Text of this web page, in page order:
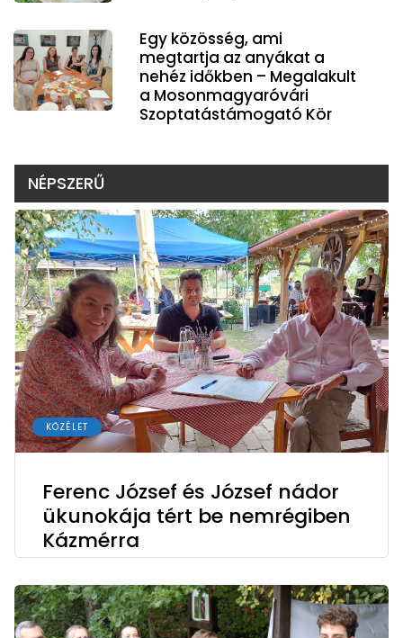
Egy közösség, ami
megtartja az anyákat a
nehéz időkben – Megalakult
a Mosonmagyaróvári
Szoptatástámogató Kör
NÉPSZERŰ
KÖZÉLET
Ferenc József és József nádor
ükunokája tért be nemrégiben
Kázmérra